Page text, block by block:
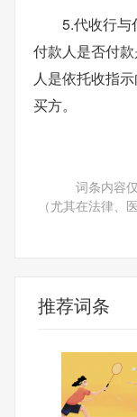
5.代收行与
付款人是否付
人是依托收指
买方。
词条内容
（尤其在法律、
推荐词条